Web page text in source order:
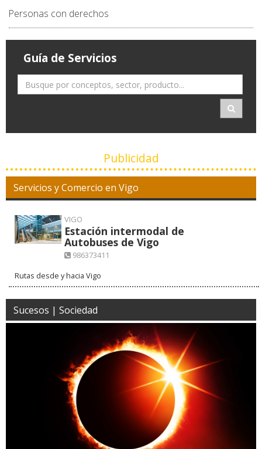
Personas con derechos
Guía de Servicios
Publicidad
Servicios y Comercio en Vigo
VIGO
Estación intermodal de
Autobuses de Vigo
986373411
Rutas desde y hacia Vigo
Sucesos | Sociedad